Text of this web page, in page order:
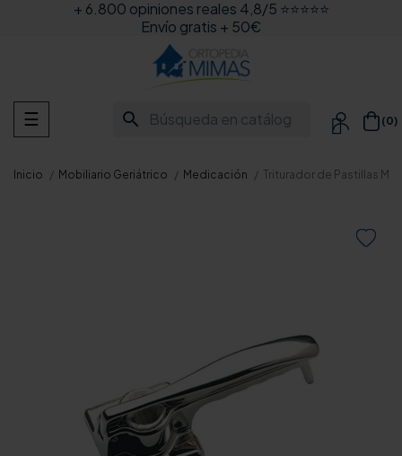
+ 6.800 opiniones reales 4,8/5 ⭐⭐⭐⭐⭐
Envío gratis + 50€
search  (0)
Navegación
de
☰
Inicio Mobiliario Geriátrico Medicación Triturador de Pastillas
